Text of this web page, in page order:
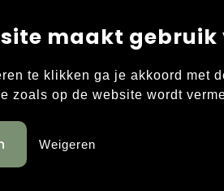
1:20, 1:25, 1:50, 1:75 en 1:100.
maakt gebruik
te klikken ga je akkoord met
zoals op de website wordt
Weigeren